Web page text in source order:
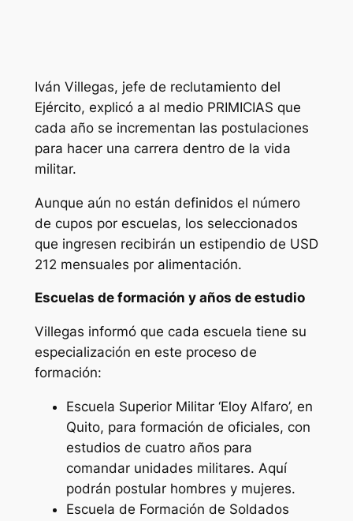
Iván Villegas, jefe de reclutamiento del
Ejército, explicó a al medio PRIMICIAS que
cada año se incrementan las postulaciones
para hacer una carrera dentro de la vida
militar.
Aunque aún no están definidos el número
de cupos por escuelas, los seleccionados
que ingresen recibirán un estipendio de USD
212 mensuales por alimentación.
Escuelas de formación y años de estudio
Villegas informó que cada escuela tiene su
especialización en este proceso de
formación:
Escuela Superior Militar ‘Eloy Alfaro’, en
Quito, para formación de oficiales, con
estudios de cuatro años para
comandar unidades militares. Aquí
podrán postular hombres y mujeres.
Escuela de Formación de Soldados